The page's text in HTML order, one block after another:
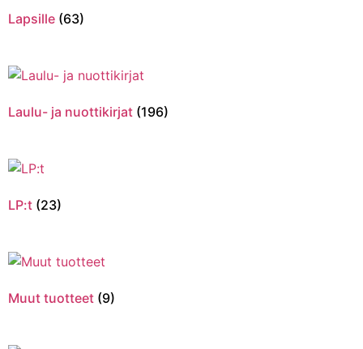
Lapsille (63)
Laulu- ja nuottikirjat (196)
LP:t (23)
Muut tuotteet (9)